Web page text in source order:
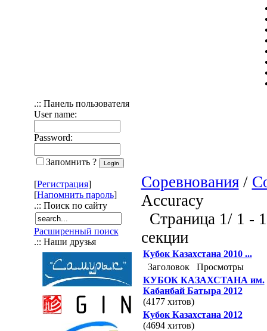
.:: Панель пользователя
User name:
Password:
Запомнить ?
[Регистрация]
[Напомнить пароль]
.:: Поиск по сайту
Расширенный поиск
.:: Наши друзья
Соревнования/
Accuracy
Страница 1/ 1 -
секции
Кубок Казахстана 2010 ...
Заголовок
Просмотры
КУБОК КАЗАХСТАНА им.
Кабанбай Батыра 2012
(4177 хитов)
Кубок Казахстана 2012
(4694 хитов)